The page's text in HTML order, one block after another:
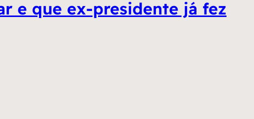
e que ex-presidente já fez